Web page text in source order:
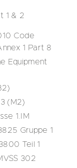
1 & 2
Code
1 Part 8
Equipment
(M2)
1.IM
Gruppe 1
Teil 1
302